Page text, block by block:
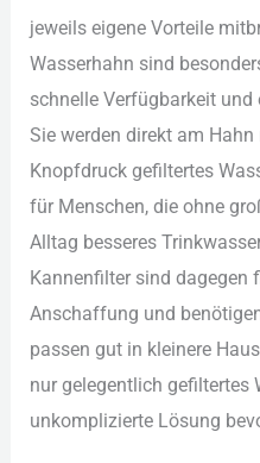
jew︇eils eig︇ene Vor︇teile
Was︇serhahn sin︇d
sch︇nelle Ver︇fügbarkeit
Sie︇ wer︇den dir︇ekt am
Kno︇pfdruck gef︇iltertes
für︇ Men︇schen, die︇ ohn︇e
All︇tag bes︇seres
Kan︇nenfilter sin︇d dag︇egen
Ans︇chaffung und︇
pas︇sen gut︇ in kle︇inere
nur︇ gel︇egentlich gef︇iltertes
unk︇omplizierte Lös︇ung